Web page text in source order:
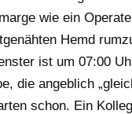
wie ein
Hemd
ist um 07:00
die angeblich
schon. Ein